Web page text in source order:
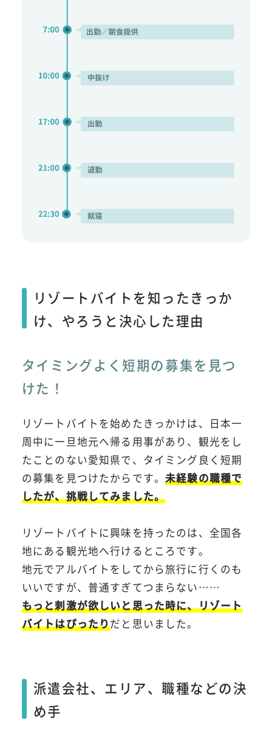
リゾートバイトを知ったきっか
け、やろうと決心した理由
タイミングよく短期の募集を見つ
けた！
リゾートバイトを始めたきっかけは、日本一
周中に一旦地元へ帰る用事があり、観光をし
たことのない愛知県で、タイミング良く短期
の募集を見つけたからです。未経験の職種で
したが、挑戦してみました。
リゾートバイトに興味を持ったのは、全国各
地にある観光地へ行けるところです。
地元でアルバイトをしてから旅行に行くのも
いいですが、普通すぎてつまらない……
もっと刺激が欲しいと思った時に、リゾート
バイトはぴったりだと思いました。
派遣会社、エリア、職種などの決
め手